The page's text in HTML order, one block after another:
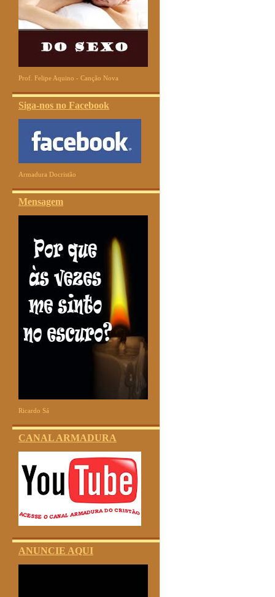
Prof. Felipe Aquino - Canção Nova
Siga-nos no Facebook
Armadura Docristão
Mensagem
Ricardo Sá
CANAL ARMADURA
ANUNCIE AQUI